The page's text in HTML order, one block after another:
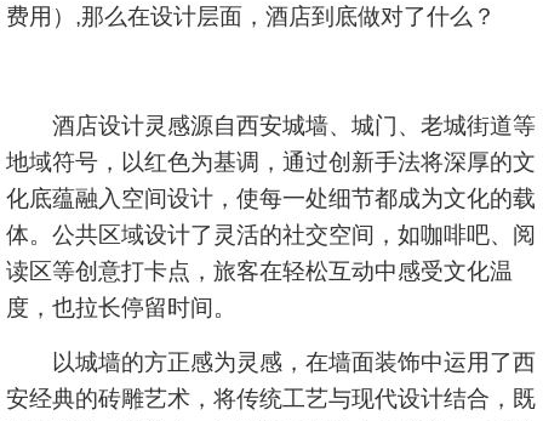
费用）,那么在设计层面，酒店到底做对了什么？
酒店设计灵感源自西安城墙、城门、老城街道等
地域符号，以红色为基调，通过创新手法将深厚的文
化底蕴融入空间设计，使每一处细节都成为文化的载
体。公共区域设计了灵活的社交空间，如咖啡吧、阅
读区等创意打卡点，旅客在轻松互动中感受文化温
度，也拉长停留时间。
以城墙的方正感为灵感，在墙面装饰中运用了西
安经典的砖雕艺术，将传统工艺与现代设计结合，既